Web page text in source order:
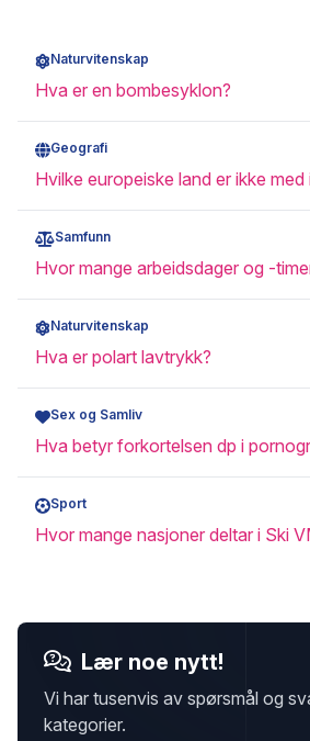
Naturvitenskap
Hva er en bombesyklon?
Geografi
Hvilke europeiske land er ikke med
Samfunn
Hvor mange arbeidsdager og -
Naturvitenskap
Hva er polart lavtrykk?
Sex og Samliv
Hva betyr forkortelsen dp i
Sport
Hvor mange nasjoner deltar i Ski
Lær noe nytt!
Vi har tusenvis av spørsmål og
kategorier.